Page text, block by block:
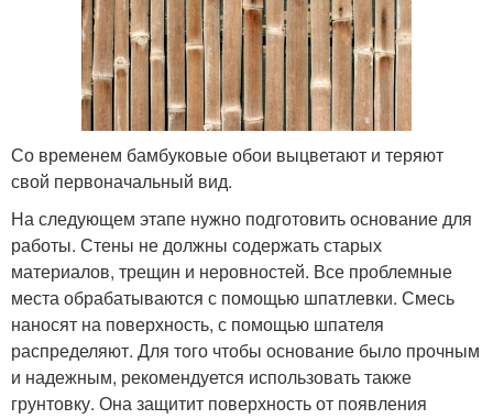
Со временем бамбуковые обои выцветают и теряют
свой первоначальный вид.
На следующем этапе нужно подготовить основание для
работы. Стены не должны содержать старых
материалов, трещин и неровностей. Все проблемные
места обрабатываются с помощью шпатлевки. Смесь
наносят на поверхность, с помощью шпателя
распределяют. Для того чтобы основание было прочным
и надежным, рекомендуется использовать также
грунтовку. Она защитит поверхность от появления